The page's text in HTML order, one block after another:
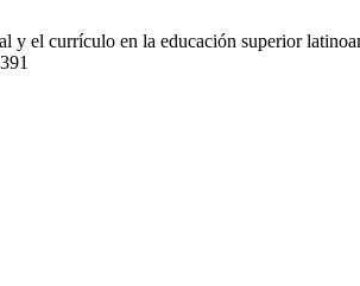
el currículo en la educación superior